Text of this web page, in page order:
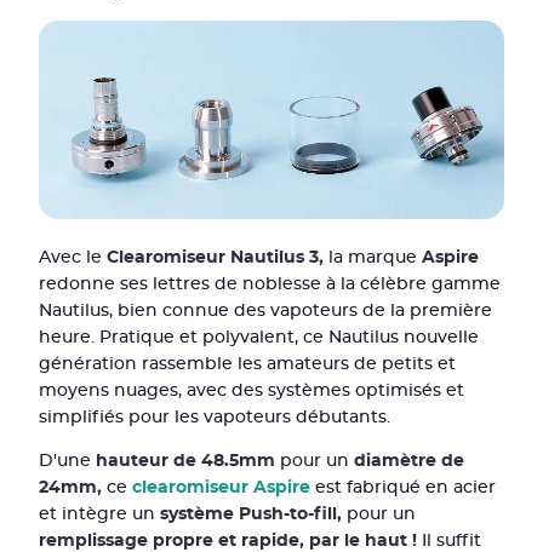
Avec le Clearomiseur Nautilus 3, la marque Aspire
redonne ses lettres de noblesse à la célèbre gamme
Nautilus, bien connue des vapoteurs de la première
heure. Pratique et polyvalent, ce Nautilus nouvelle
génération rassemble les amateurs de petits et
moyens nuages, avec des systèmes optimisés et
simplifiés pour les vapoteurs débutants.
D'une hauteur de 48.5mm pour un diamètre de
24mm, ce clearomiseur Aspire est fabriqué en acier
et intègre un système Push-to-fill, pour un
remplissage propre et rapide, par le haut ! Il suffit